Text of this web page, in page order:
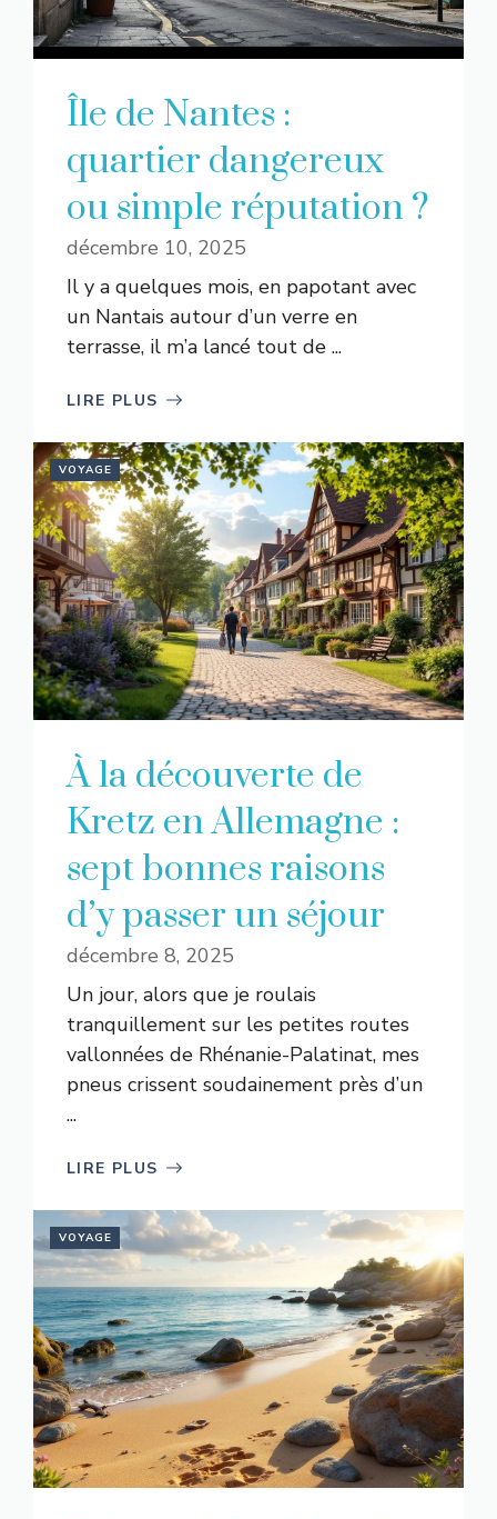
Île de Nantes :
quartier dangereux
ou simple réputation ?
décembre 10, 2025
Il y a quelques mois, en papotant avec
un Nantais autour d’un verre en
terrasse, il m’a lancé tout de ...
LIRE PLUS
VOYAGE
À la découverte de
Kretz en Allemagne :
sept bonnes raisons
d’y passer un séjour
décembre 8, 2025
Un jour, alors que je roulais
tranquillement sur les petites routes
vallonnées de Rhénanie-Palatinat, mes
pneus crissent soudainement près d’un
...
LIRE PLUS
VOYAGE